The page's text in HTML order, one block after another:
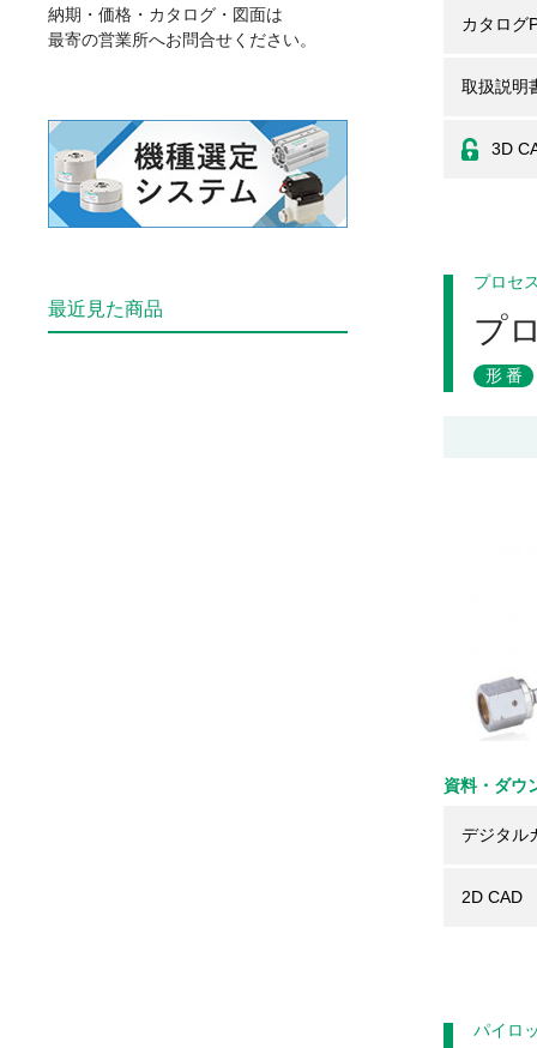
カタログ
取扱説明
3D
プロセ
プ
形番
資料・ダウ
デジタル
2D CAD
パイロ
納期・価格・カタログ・図面は
最寄の営業所へお問合せください。
最近見た商品